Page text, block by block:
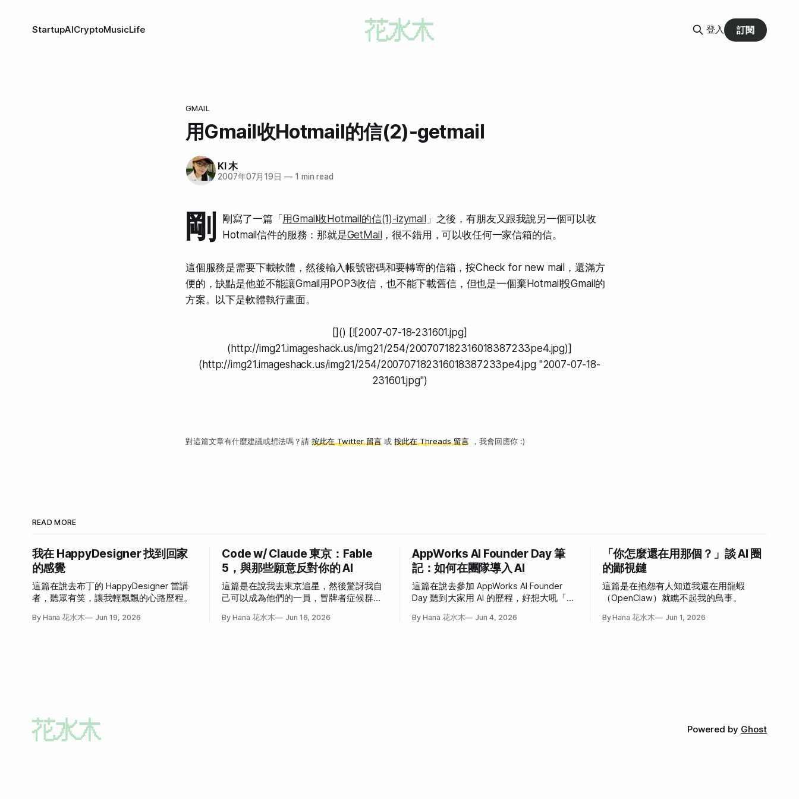
StartupAICryptoMusicLife 登入 訂閱
GMAIL
用Gmail收Hotmail的信(2)-getmail
KI 木
2007年07月19日 —1 min read
剛 剛寫了一篇「 用Gmail收Hotmail的信(1)-izymail 」之後，有朋友又跟我說另一個可以收
Hotmail信件的服務：那就是GetMail ，很不錯用，可以收任何一家信箱的信。
這個服務是需要下載軟體，然後輸入帳號密碼和要轉寄的信箱，按Check for new mail，還滿方
便的，缺點是他並不能讓Gmail用POP3收信，也不能下載舊信，但也是一個棄Hotmail投Gmail的
方案。以下是軟體執行畫面。
[]() [![2007-07-18-231601.jpg]
(http://img21.imageshack.us/img21/254/200707182316018387233pe4.jpg)]
(http://img21.imageshack.us/img21/254/200707182316018387233pe4.jpg "2007-07-18-
231601.jpg")
對這篇文章有什麼建議或想法嗎？請 按此在 Twitter 留言 或 按此在 Threads 留言 ，我會回應你 :)
READ MORE
我在 HappyDesigner 找到回家
的感覺
這篇在說去布丁的 HappyDesigner 當講
者，聽眾有笑，讓我輕飄飄的心路歷程。
By Hana 花水木 Jun 19, 2026
Code w/ Claude 東京：Fable
5，與那些願意反對你的 AI
這篇是在說我去東京追星，然後驚訝我自
己可以成為他們的一員，冒牌者症候群大
By Hana 花水木 Jun 16, 2026
AppWorks AI Founder Day 筆
記：如何在團隊導入 AI
這篇在說去參加 AppWorks AI Founder
Day 聽到大家用 AI 的歷程，好想大吼「我
By Hana 花水木 Jun 4, 2026
「你怎麼還在用那個？」談 AI 圈
的鄙視鏈
這篇是在抱怨有人知道我還在用龍蝦
（OpenClaw）就瞧不起我的鳥事。
By Hana 花水木 Jun 1, 2026
Powered by Ghost